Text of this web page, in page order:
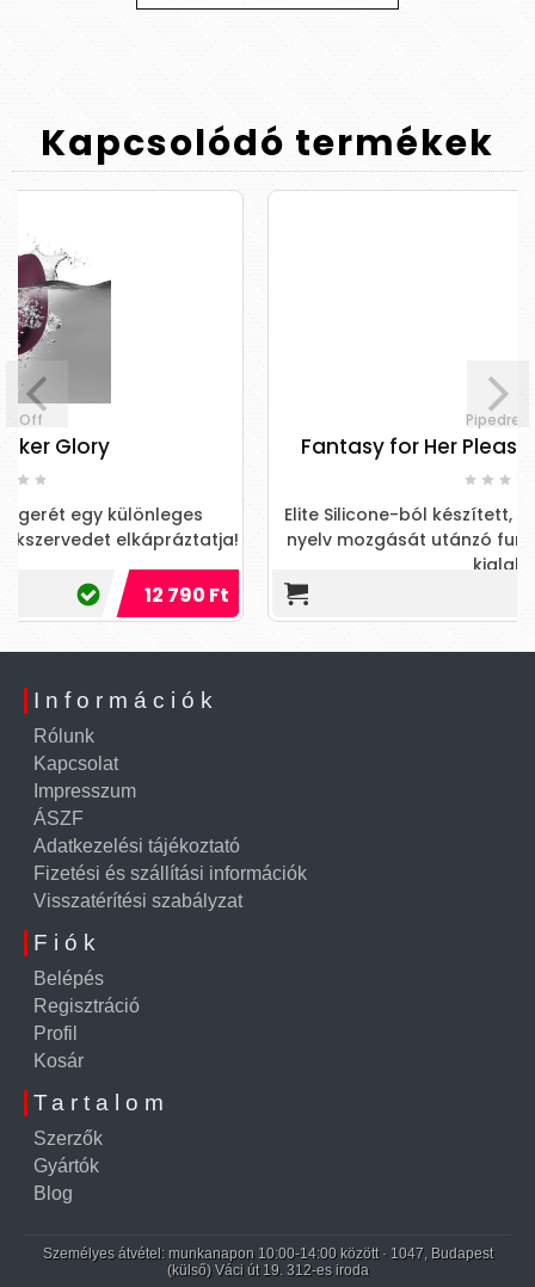
Kapcsolódó termékek
Fantasy for Her Pleasure Sucker - Purple
Elite Silicone-ból készített, 4 szívó, 7 rezgési és 7, a
nyelv mozgását utánzó funkcióval ellátott, egyedi
Információk
Rólunk
Kapcsolat
Impresszum
ÁSZF
Adatkezelési tájékoztató
Fizetési és szállítási információk
Visszatérítési szabályzat
Fiók
Belépés
Regisztráció
Profil
Kosár
Tartalom
Szerzők
Gyártók
Blog
Személyes átvétel: munkanapon 10:00-14:00 között · 1047, Budapest
(külső) Váci út 19. 312-es iroda